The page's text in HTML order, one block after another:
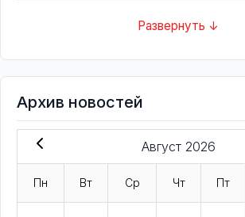
Развернуть ↓
Архив новостей
Август 2026
Пн Вт Ср Чт Пт